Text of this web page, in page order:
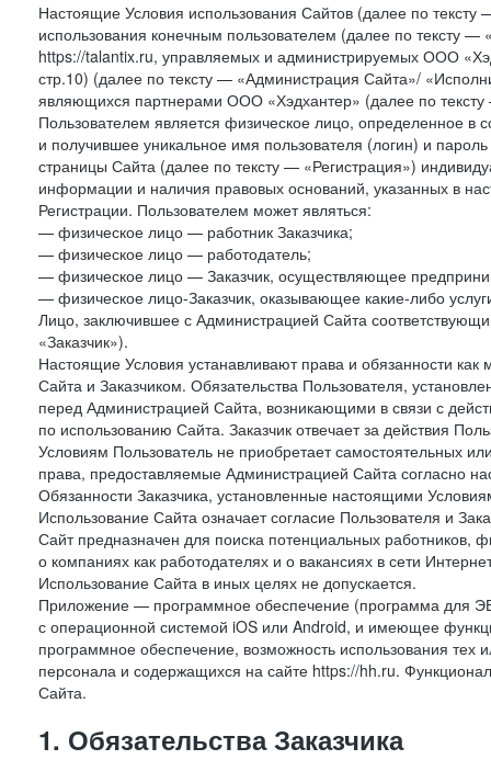
Настоящие Условия использования Сайтов (далее по
использования конечным пользователем (далее по тексту
https://talantix.ru, управляемых и администрируемых ООО
стр.10) (далее по тексту — «Администрация Сайта»/
являющихся партнерами ООО «Хэдхантер» (далее по
Пользователем является физическое лицо, определенное в
и получившее уникальное имя пользователя (логин) и
страницы Сайта (далее по тексту — «Регистрация»)
информации и наличия правовых оснований, указанных в
Регистрации. Пользователем может являться:
— физическое лицо — работник Заказчика;
— физическое лицо — работодатель;
— физическое лицо — Заказчик, осуществляющее
— физическое лицо-Заказчик, оказывающее какие-либо
Лицо, заключившее с Администрацией Сайта
«Заказчик»).
Настоящие Условия устанавливают права и обязанности
Сайта и Заказчиком. Обязательства Пользователя,
перед Администрацией Сайта, возникающими в связи с
по использованию Сайта. Заказчик отвечает за действия
Условиям Пользователь не приобретает самостоятельных
права, предоставляемые Администрацией Сайта согласно
Обязанности Заказчика, установленные настоящими
Использование Сайта означает согласие Пользователя и
Сайт предназначен для поиска потенциальных
о компаниях как работодателях и о вакансиях в сети
Использование Сайта в иных целях не допускается.
Приложение — программное обеспечение (программа для
с операционной системой iOS или Android, и имеющее
программное обеспечение, возможность использования
персонала и содержащихся на сайте https://hh.ru.
Сайта.
1. Обязательства Заказчика